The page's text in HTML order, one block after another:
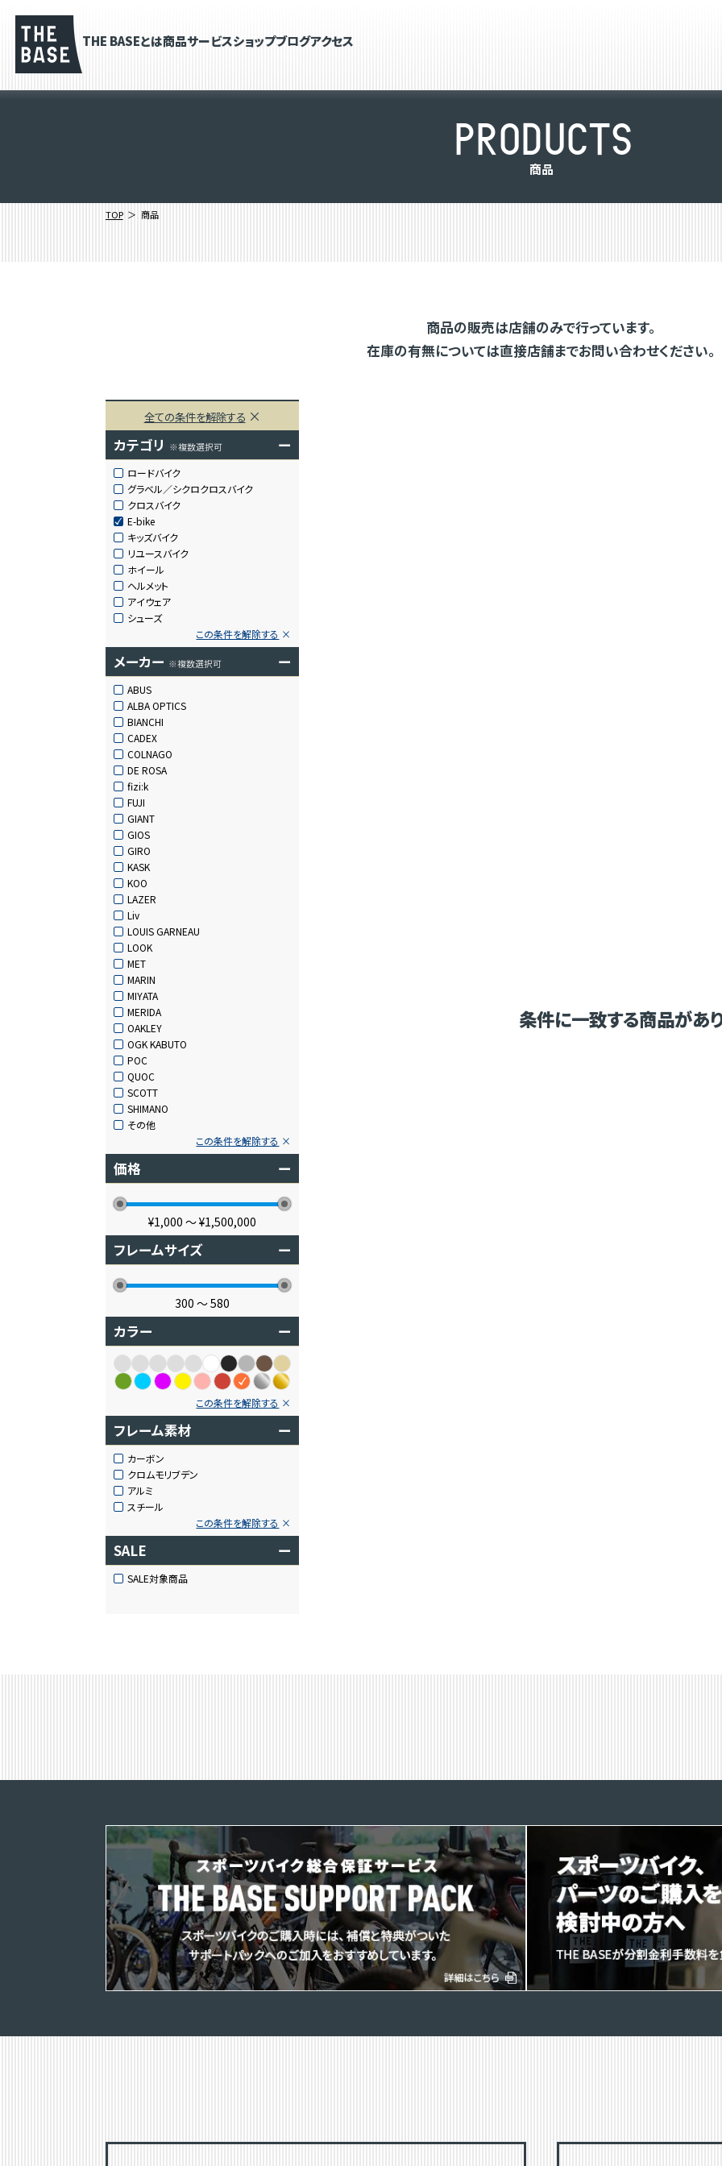
THE BASEとは商品サービスショップブログアクセス
PRODUCTS
商品
TOP 商品
商品の販売は店舗のみで行っています。
在庫の有無については直接店舗までお問い合わせください。
全ての条件を解除する
カテゴリ ※複数選択可 ー
ロードバイク
グラベル／シクロクロスバイク
クロスバイク
E-bike
キッズバイク
リユースバイク
ホイール
ヘルメット
アイウェア
シューズ
この条件を解除する
メーカー ※複数選択可 ー
ABUS
ALBA OPTICS
BIANCHI
CADEX
COLNAGO
DE ROSA
fizi:k
FUJI
GIANT
GIOS
GIRO
KASK
KOO
LAZER
Liv
LOUIS GARNEAU
LOOK
MET
MARIN
MIYATA
MERIDA
OAKLEY
OGK KABUTO
POC
QUOC
SCOTT
SHIMANO
その他
この条件を解除する
価格 ー
¥1,000 〜¥1,500,000
フレームサイズ ー
300 〜580
カラー ー
この条件を解除する
フレーム素材 ー
カーボン
クロムモリブデン
アルミ
スチール
この条件を解除する
SALE ー
SALE対象商品
条件に一致する商品があ